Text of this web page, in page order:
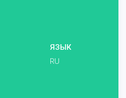
ЯЗЫК
RU